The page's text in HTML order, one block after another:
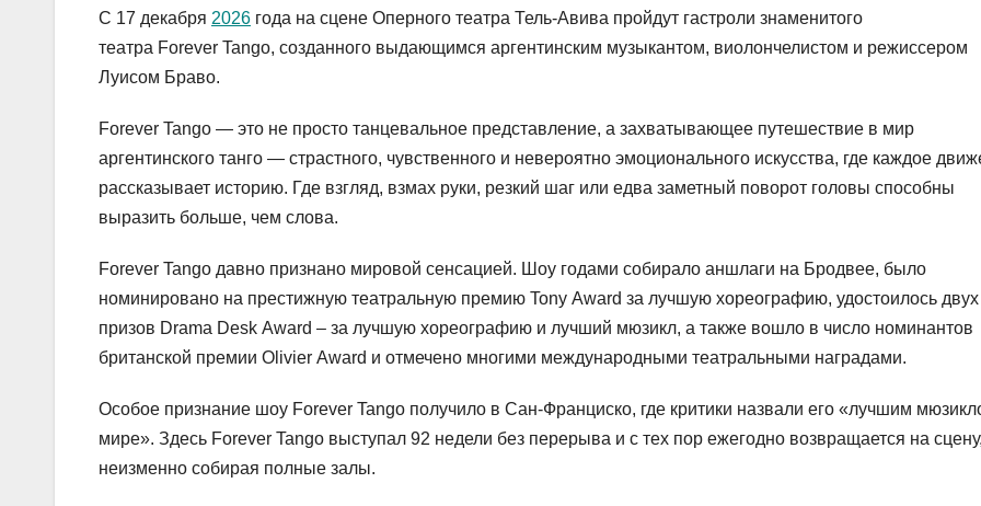
С 17 декабря 2026 года на сцене Оперного театра Тель-Авива пройдут гастроли знаменитого
театра Forever Tango, созданного выдающимся аргентинским музыкантом, виолончелистом и режиссером
Луисом Браво.
Forever Tango — это не просто танцевальное представление, а захватывающее путешествие в мир
аргентинского танго — страстного, чувственного и невероятно эмоционального искусства, где каждое
рассказывает историю. Где взгляд, взмах руки, резкий шаг или едва заметный поворот головы способны
выразить больше, чем слова.
Forever Tango давно признано мировой сенсацией. Шоу годами собирало аншлаги на Бродвее, было
номинировано на престижную театральную премию Tony Award за лучшую хореографию, удостоилось двух
призов Drama Desk Award – за лучшую хореографию и лучший мюзикл, а также вошло в число номинантов
британской премии Olivier Award и отмечено многими международными театральными наградами.
Особое признание шоу Forever Tango получило в Сан-Франциско, где критики назвали его «лучшим
мире». Здесь Forever Tango выступал 92 недели без перерыва и с тех пор ежегодно возвращается на
неизменно собирая полные залы.